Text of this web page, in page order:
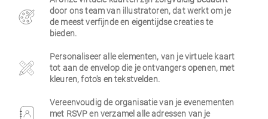
Zakelijk
door ons team van illustratoren, dat werkt om je
de meest verfijnde en eigentijdse creaties te
bieden.
Personaliseer alle elementen, van je virtuele kaart
tot aan de envelop die je ontvangers openen, met
kleuren, foto's en tekstvelden.
Vereenvoudig de organisatie van je evenementen
met RSVP en verzamel alle adressen van je